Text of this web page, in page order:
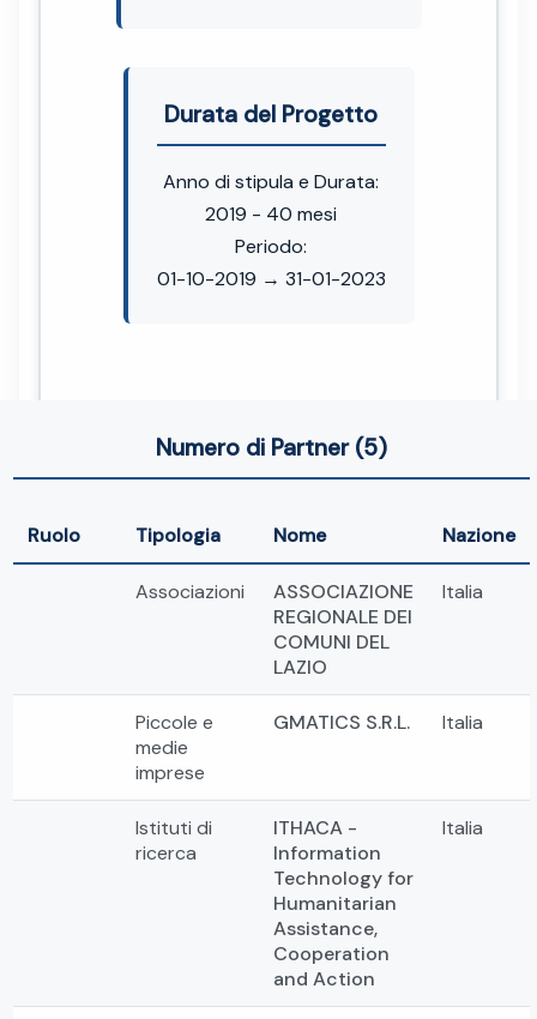
Durata del Progetto
Anno di stipula e Durata:
2019 - 40 mesi
Periodo:
01-10-2019 → 31-01-2023
Numero di Partner (5)
Ruolo Tipologia Nome Nazione
Associazioni
ASSOCIAZIONE
REGIONALE DEI
COMUNI DEL
LAZIO
Italia
Piccole e
medie
imprese
GMATICS S.R.L. Italia
Istituti di
ricerca
ITHACA -
Information
Technology for
Humanitarian
Assistance,
Cooperation
and Action
Italia